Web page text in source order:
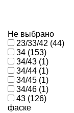
Не выбрано
23/33/42 (44)
34 (153)
34/43 (1)
34/44 (1)
34/45 (1)
34/46 (1)
43 (126)
фаске